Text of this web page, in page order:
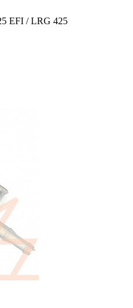
EFI / LRG 425